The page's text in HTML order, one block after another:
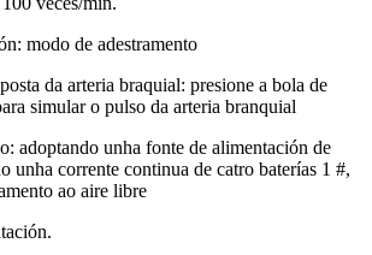
modo de adestramento
da arteria braquial: presione a bola de
simular o pulso da arteria branquial
adoptando unha fonte de alimentación de
unha corrente continua de catro baterías 1 #,
ao aire libre